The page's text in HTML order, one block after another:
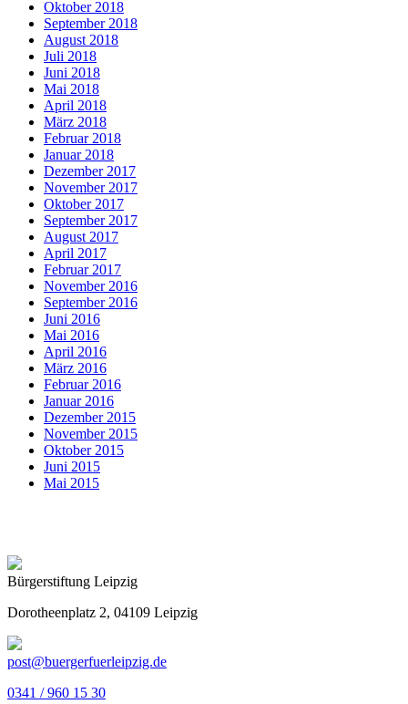
Oktober 2018
September 2018
August 2018
Juli 2018
Juni 2018
Mai 2018
April 2018
März 2018
Februar 2018
Januar 2018
Dezember 2017
November 2017
Oktober 2017
September 2017
August 2017
April 2017
Februar 2017
November 2016
September 2016
Juni 2016
Mai 2016
April 2016
März 2016
Februar 2016
Januar 2016
Dezember 2015
November 2015
Oktober 2015
Juni 2015
Mai 2015
Bürgerstiftung Leipzig
Dorotheenplatz 2, 04109 Leipzig
post@buergerfuerleipzig.de
0341 / 960 15 30